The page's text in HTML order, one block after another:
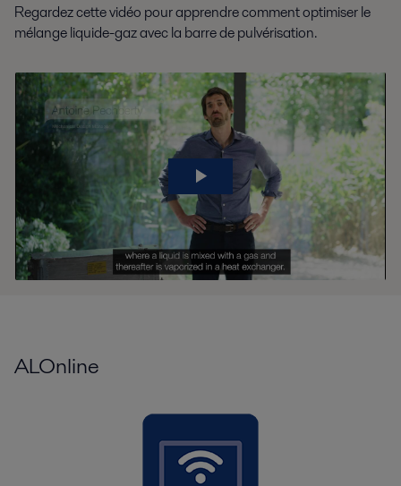
Regardez cette vidéo pour apprendre comment optimiser le
mélange liquide-gaz avec la barre de pulvérisation.
ALOnline